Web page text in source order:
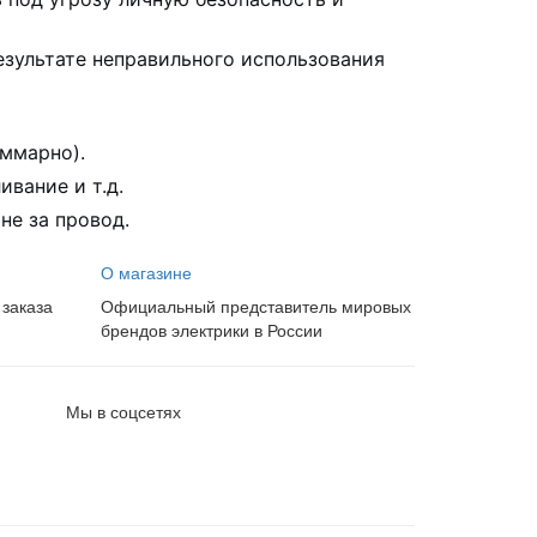
неправильного использования
и т.д.
за провод.
О магазине
Официальный представитель мировых
брендов электрики в России
Мы в соцсетях